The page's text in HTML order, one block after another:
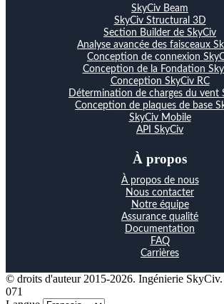
SkyCiv Beam
SkyCiv Structural 3D
Section Builder de SkyCiv
Analyse avancée des faisceaux
Conception de connexion
Conception de la Fondation
Conception SkyCiv RC
Détermination de charges du vent
Conception de plaques de base
SkyCiv Mobile
API SkyCiv
À propos
À propos de nous
Nous contacter
Notre équipe
Assurance qualité
Documentation
FAQ
Carrières
© droits d'auteur 2015-2026. Ingénierie
071